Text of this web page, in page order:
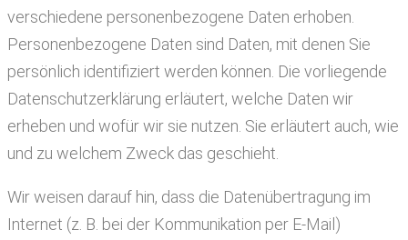
verschiedene personenbezogene Daten erhoben.
Personenbezogene Daten sind Daten, mit denen Sie
persönlich identifiziert werden können. Die vorliegende
Datenschutzerklärung erläutert, welche Daten wir
erheben und wofür wir sie nutzen. Sie erläutert auch, wie
und zu welchem Zweck das geschieht.
Wir weisen darauf hin, dass die Datenübertragung im
Internet (z. B. bei der Kommunikation per E-Mail)